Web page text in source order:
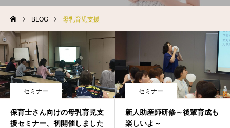
BLOG 母乳育児支援
セミナー
保育士さん向けの母乳育児支
援セミナー、初開催しました
セミナー
新人助産師研修～後輩育成も
楽しいよ～
実績
BLOG
講演依頼